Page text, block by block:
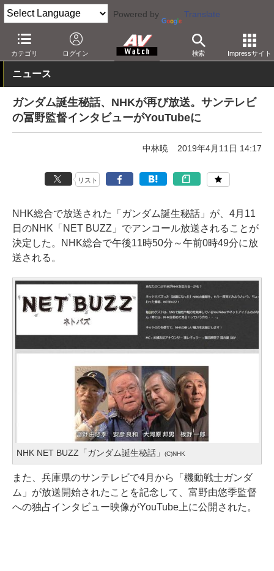
Powered by Translate
カテゴリ ログイン 検索 Impressサイト
AV Watch コンテンツ・サービス 放送
ニュース
ガンダム誕生秘話、NHKが再び放送。サンテレビ
の冨野監督インタビューがYouTubeに
中林暁 2019年4月11日 14:17
リスト
NHK総合で放送された「ガンダム誕生秘話」が、4月11
日のNHK「NET BUZZ」でアンコール放送されることが
決定した。NHK総合で午後11時50分～午前0時49分に放
送される。
NHK NET BUZZ「ガンダム誕生秘話」 (C)NHK
また、兵庫県のサンテレビで4月から「機動戦士ガンダ
ム」が放送開始されたことを記念して、富野由悠季監督
への独占インタビュー映像がYouTube上に公開された。